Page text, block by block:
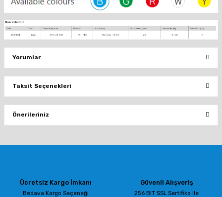
Yorumlar
Bu ürüne ilk yorumu siz yapın!
Yorum Yaz
Taksit Seçenekleri
Önerileriniz
Ürün resmi kalitesiz, bozuk veya görüntülenemiyor.
Ücretsiz Kargo İmkanı
Bedava Kargo Seçeneği
Güvenli Alışveriş
256 BIT SSL Sertifika ile